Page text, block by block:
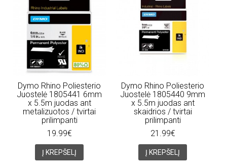
Dymo Rhino Poliesterio
Juostelė 1805441 6mm
x 5.5m juodas ant
metalizuotos / tvirtai
prilimpanti
19.99€
Į KREPŠELĮ
Dymo Rhino Poliesterio
Juostelė 1805440 9mm
x 5.5m juodas ant
skaidrios / tvirtai
prilimpanti
21.99€
Į KREPŠELĮ